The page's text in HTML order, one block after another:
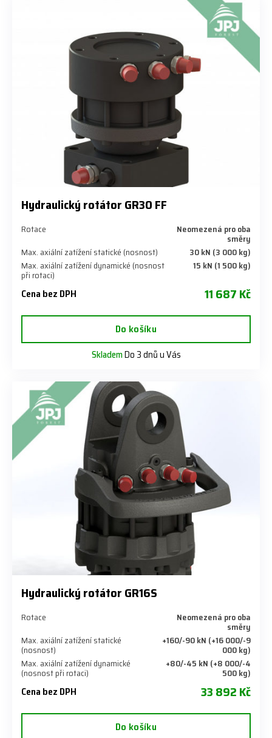
Hydraulický rotátor GR30 FF
Rotace Neomezená pro oba
směry
Max. axiální zatížení statické (nosnost)
30 kN (3 000 kg)
Max. axiální zatížení dynamické (nosnost
při rotaci)
15 kN (1 500 kg)
Cena bez DPH 11 687 Kč
Do košíku
SklademDo 3 dnů u Vás
Hydraulický rotátor GR16S
Rotace Neomezená pro oba
směry
Max. axiální zatížení statické
(nosnost)
+160/-90 kN (+16 000/-9
000 kg)
Max. axiální zatížení dynamické
(nosnost při rotaci)
+80/-45 kN (+8 000/-4
500 kg)
Cena bez DPH 33 892 Kč
Do košíku